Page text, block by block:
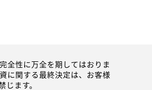
全性に万全を期してはおりま
に関する最終決定は、お客様
ます。